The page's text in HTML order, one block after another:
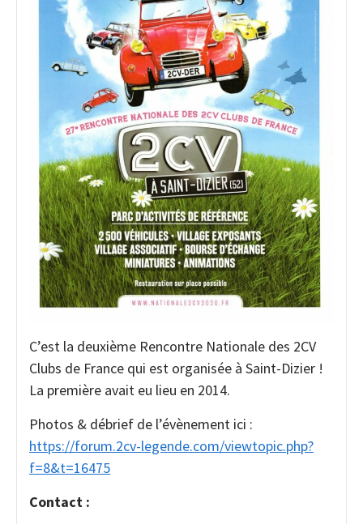
C’est la deuxième Rencontre Nationale des 2CV
Clubs de France qui est organisée à Saint-Dizier !
La première avait eu lieu en 2014.
Photos & débrief de l’évènement ici :
https://forum.2cv-legende.com/viewtopic.php?
f=8&t=16475
Contact :